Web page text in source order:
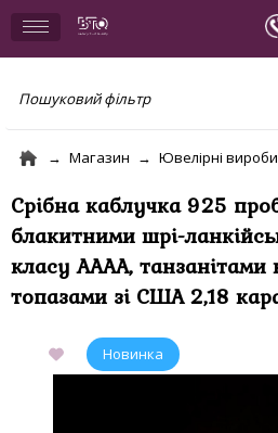
Пошуковий фільтр
Магазин Ювелірні вироби
Срібна каблучка 925
блакитними шрі-
класу АААА,
топазами зі США 2,18